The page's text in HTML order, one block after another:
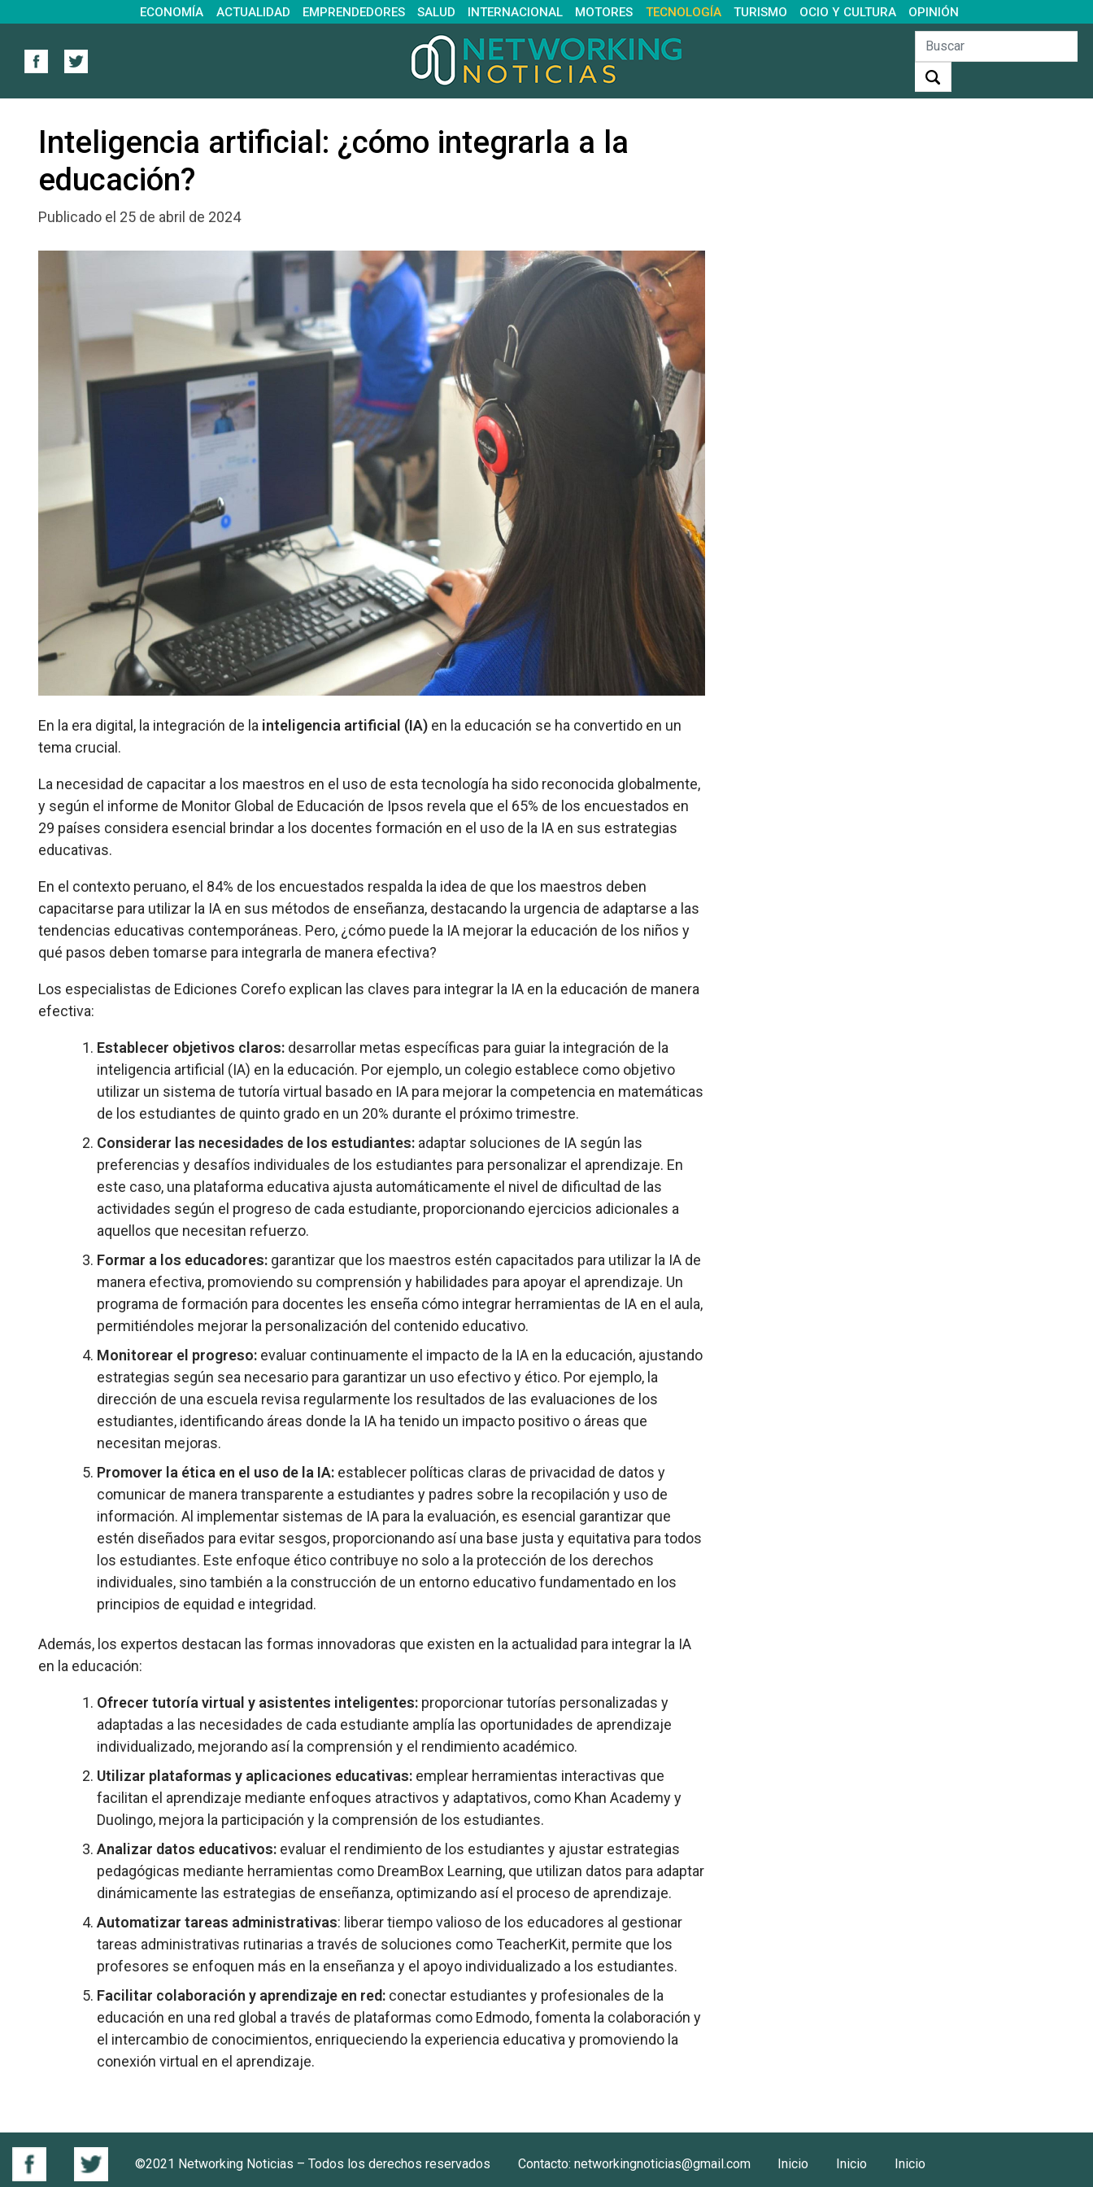
ECONOMÍA ACTUALIDAD EMPRENDEDORES SALUD INTERNACIONAL MOTORES TECNOLOGÍA TURISMO OCIO Y CULTURA OPINIÓN
Inteligencia artificial: ¿cómo integrarla a la
educación?
Publicado el 25 de abril de 2024
En la era digital, la integración de la inteligencia artificial (IA) en la educación se ha convertido en un
tema crucial.
La necesidad de capacitar a los maestros en el uso de esta tecnología ha sido reconocida globalmente,
y según el informe de Monitor Global de Educación de Ipsos revela que el 65% de los encuestados en
29 países considera esencial brindar a los docentes formación en el uso de la IA en sus estrategias
educativas.
En el contexto peruano, el 84% de los encuestados respalda la idea de que los maestros deben
capacitarse para utilizar la IA en sus métodos de enseñanza, destacando la urgencia de adaptarse a las
tendencias educativas contemporáneas. Pero, ¿cómo puede la IA mejorar la educación de los niños y
qué pasos deben tomarse para integrarla de manera efectiva?
Los especialistas de Ediciones Corefo explican las claves para integrar la IA en la educación de manera
efectiva:
Establecer objetivos claros: desarrollar metas específicas para guiar la integración de la
inteligencia artificial (IA) en la educación. Por ejemplo, un colegio establece como objetivo
utilizar un sistema de tutoría virtual basado en IA para mejorar la competencia en matemáticas
de los estudiantes de quinto grado en un 20% durante el próximo trimestre.
Considerar las necesidades de los estudiantes: adaptar soluciones de IA según las
preferencias y desafíos individuales de los estudiantes para personalizar el aprendizaje. En
este caso, una plataforma educativa ajusta automáticamente el nivel de dificultad de las
actividades según el progreso de cada estudiante, proporcionando ejercicios adicionales a
aquellos que necesitan refuerzo.
Formar a los educadores: garantizar que los maestros estén capacitados para utilizar la IA de
manera efectiva, promoviendo su comprensión y habilidades para apoyar el aprendizaje. Un
programa de formación para docentes les enseña cómo integrar herramientas de IA en el aula,
permitiéndoles mejorar la personalización del contenido educativo.
Monitorear el progreso: evaluar continuamente el impacto de la IA en la educación, ajustando
estrategias según sea necesario para garantizar un uso efectivo y ético. Por ejemplo, la
dirección de una escuela revisa regularmente los resultados de las evaluaciones de los
estudiantes, identificando áreas donde la IA ha tenido un impacto positivo o áreas que
necesitan mejoras.
Promover la ética en el uso de la IA: establecer políticas claras de privacidad de datos y
comunicar de manera transparente a estudiantes y padres sobre la recopilación y uso de
información. Al implementar sistemas de IA para la evaluación, es esencial garantizar que
estén diseñados para evitar sesgos, proporcionando así una base justa y equitativa para todos
los estudiantes. Este enfoque ético contribuye no solo a la protección de los derechos
individuales, sino también a la construcción de un entorno educativo fundamentado en los
principios de equidad e integridad.
Además, los expertos destacan las formas innovadoras que existen en la actualidad para integrar la IA
en la educación:
Ofrecer tutoría virtual y asistentes inteligentes: proporcionar tutorías personalizadas y
adaptadas a las necesidades de cada estudiante amplía las oportunidades de aprendizaje
individualizado, mejorando así la comprensión y el rendimiento académico.
Utilizar plataformas y aplicaciones educativas: emplear herramientas interactivas que
facilitan el aprendizaje mediante enfoques atractivos y adaptativos, como Khan Academy y
Duolingo, mejora la participación y la comprensión de los estudiantes.
Analizar datos educativos: evaluar el rendimiento de los estudiantes y ajustar estrategias
pedagógicas mediante herramientas como DreamBox Learning, que utilizan datos para adaptar
dinámicamente las estrategias de enseñanza, optimizando así el proceso de aprendizaje.
Automatizar tareas administrativas: liberar tiempo valioso de los educadores al gestionar
tareas administrativas rutinarias a través de soluciones como TeacherKit, permite que los
profesores se enfoquen más en la enseñanza y el apoyo individualizado a los estudiantes.
Facilitar colaboración y aprendizaje en red: conectar estudiantes y profesionales de la
educación en una red global a través de plataformas como Edmodo, fomenta la colaboración y
el intercambio de conocimientos, enriqueciendo la experiencia educativa y promoviendo la
conexión virtual en el aprendizaje.
©2021 Networking Noticias – Todos los derechos reservados Contacto: networkingnoticias@gmail.com Inicio Inicio Inicio